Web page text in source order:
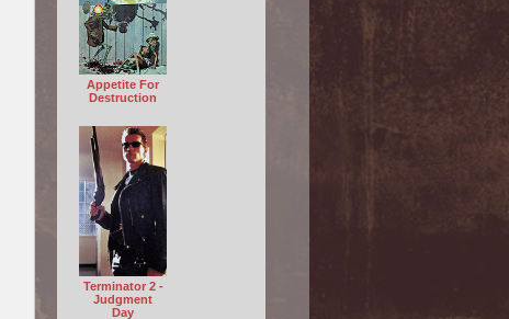
Appetite For
Destruction
Terminator 2 -
Judgment
Day